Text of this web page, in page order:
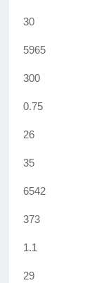
30
5965
300
0.75
26
35
6542
373
1.1
29